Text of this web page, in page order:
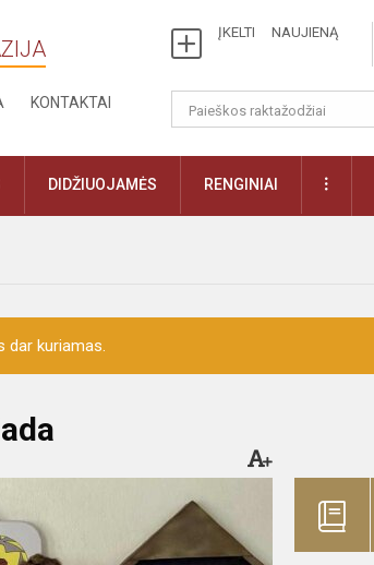
KONTAKTAI
ĮKELTI NAUJIENĄ
DIDŽIUOJAMĖS RENGINIAI
dar kuriamas.